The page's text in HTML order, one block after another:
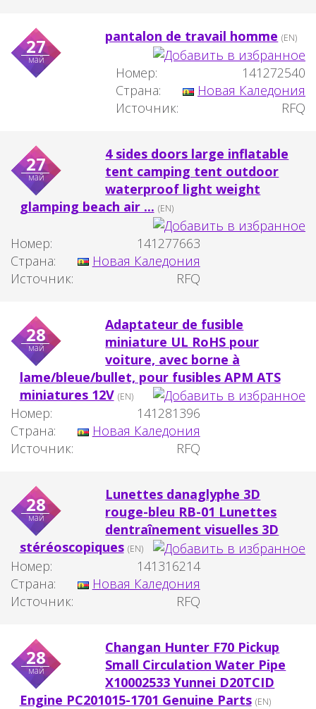
27
май
pantalon de travail homme (EN)
Номер:
141272540
Страна:
Новая Каледония
Источник:
RFQ
27
май
4 sides doors large inflatable
tent camping tent outdoor
waterproof light weight
glamping beach air ... (EN)
Номер:
141277663
Страна:
Новая Каледония
Источник:
RFQ
28
май
Adaptateur de fusible
miniature UL RoHS pour
voiture, avec borne à
lame/bleue/bullet, pour fusibles APM ATS
miniatures 12V (EN)
Номер:
141281396
Страна:
Новая Каледония
Источник:
RFQ
28
май
Lunettes danaglyphe 3D
rouge-bleu RB-01 Lunettes
dentraînement visuelles 3D
stéréoscopiques (EN)
Номер:
141316214
Страна:
Новая Каледония
Источник:
RFQ
28
май
Changan Hunter F70 Pickup
Small Circulation Water Pipe
X10002533 Yunnei D20TCID
Engine PC201015-1701 Genuine Parts (EN)